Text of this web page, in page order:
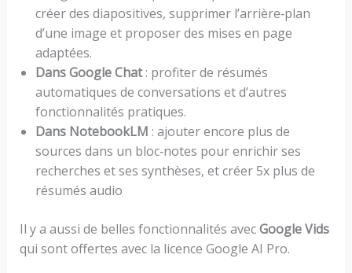
créer des diapositives, supprimer l’arrière‑plan
d’une image et proposer des mises en page
adaptées.
Dans Google Chat: profiter de résumés
automatiques de conversations et d’autres
fonctionnalités pratiques.
Dans NotebookLM : ajouter encore plus de
sources dans un bloc‑notes pour enrichir ses
recherches et ses synthèses, et créer 5x plus de
résumés audio
Il y a aussi de belles fonctionnalités avecGoogle Vids
qui sont offertes avec la licence Google AI Pro.